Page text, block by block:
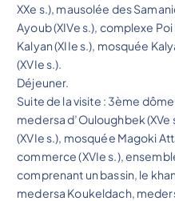
XXe s.), mausolée des
Ayoub (XIVe s.), complexe
Kalyan (XIIe s.), mosquée
(XVIe s.).
Déjeuner.
Suite de la visite : 3ème
medersa d’Ouloughbek
(XVIe s.), mosquée Magoki
commerce (XVIe s.),
comprenant un bassin, le
medersa Koukeldach,